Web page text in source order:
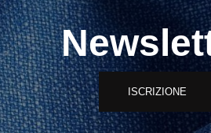
ISCRIZIONE